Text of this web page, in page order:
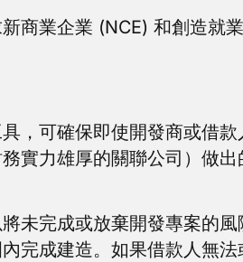
商業企業 (NCE) 和創造就
，可確保即使開發商或借
實力雄厚的關聯公司）做
未完成或放棄開發專案的
完成建造。如果借款人無